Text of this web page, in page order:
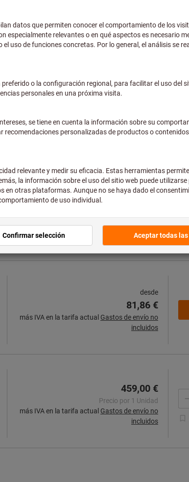
274,38 €
más IVA en la tarifa actual Gastos de envío no
incluidos
Precio por 1 Unidad
más IVA en la tarifa actualGastos de envío no
más IVA en la tarifa actual
Gastos de envío no
incluidos
desde
81,86 €
más IVA en la tarifa actual Gastos de envío no
incluidos
459,00 €
Precio por 1 Unidad
más IVA en la tarifa actual Gastos de envío no
incluidos